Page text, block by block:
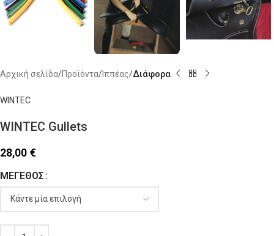
Αρχική σελίδα Προϊόντα Ιππέας Διάφορα
WINTEC
WINTEC Gullets
28,00 €
ΜΈΓΕΘΟΣ